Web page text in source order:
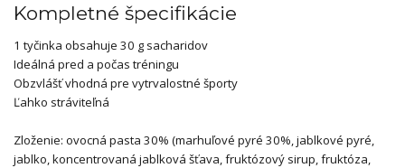
Kompletné špecifikácie
1 tyčinka obsahuje 30 g sacharidov
Ideálná pred a počas tréningu
Obzvlášť vhodná pre vytrvalostné športy
Ľahko stráviteľná
Zloženie: ovocná pasta 30% (marhuľové pyré 30%, jablkové pyré,
jablko, koncentrovaná jablková šťava, fruktózový sirup, fruktóza,